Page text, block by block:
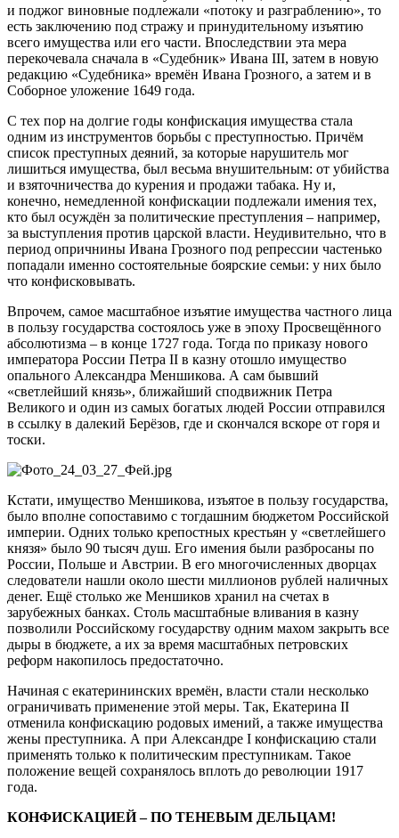
и поджог виновные подлежали «потоку и разграблению», то
есть заключению под стражу и принудительному изъятию
всего имущества или его части. Впоследствии эта мера
перекочевала сначала в «Судебник» Ивана III, затем в новую
редакцию «Судебника» времён Ивана Грозного, а затем и в
Соборное уложение 1649 года.
С тех пор на долгие годы конфискация имущества стала
одним из инструментов борьбы с преступностью. Причём
список преступных деяний, за которые нарушитель мог
лишиться имущества, был весьма внушительным: от убийства
и взяточничества до курения и продажи табака. Ну и,
конечно, немедленной конфискации подлежали имения тех,
кто был осуждён за политические преступления – например,
за выступления против царской власти. Неудивительно, что в
период опричнины Ивана Грозного под репрессии частенько
попадали именно состоятельные боярские семьи: у них было
что конфисковывать.
Впрочем, самое масштабное изъятие имущества частного лица
в пользу государства состоялось уже в эпоху Просвещённого
абсолютизма – в конце 1727 года. Тогда по приказу нового
императора России Петра II в казну отошло имущество
опального Александра Меншикова. А сам бывший
«светлейший князь», ближайший сподвижник Петра
Великого и один из самых богатых людей России отправился
в ссылку в далекий Берёзов, где и скончался вскоре от горя и
тоски.
Кстати, имущество Меншикова, изъятое в пользу государства,
было вполне сопоставимо с тогдашним бюджетом Российской
империи. Одних только крепостных крестьян у «светлейшего
князя» было 90 тысяч душ. Его имения были разбросаны по
России, Польше и Австрии. В его многочисленных дворцах
следователи нашли около шести миллионов рублей наличных
денег. Ещё столько же Меншиков хранил на счетах в
зарубежных банках. Столь масштабные вливания в казну
позволили Российскому государству одним махом закрыть все
дыры в бюджете, а их за время масштабных петровских
реформ накопилось предостаточно.
Начиная с екатерининских времён, власти стали несколько
ограничивать применение этой меры. Так, Екатерина II
отменила конфискацию родовых имений, а также имущества
жены преступника. А при Александре I конфискацию стали
применять только к политическим преступникам. Такое
положение вещей сохранялось вплоть до революции 1917
года.
КОНФИСКАЦИЕЙ – ПО ТЕНЕВЫМ ДЕЛЬЦАМ!